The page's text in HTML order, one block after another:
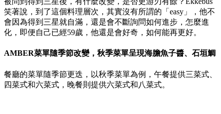
笑著說，到了這個料理層次，其實沒有所謂的「easy」，他不
會因為得到三星就自滿，還是會不斷詢問如何進步，怎麼進
化，即便自己已經59歲，他還是會好奇，如何能再更好。
AMBER菜單隨季節改變，秋季菜單呈現海膽魚子醬、石垣鯛
餐廳的菜單隨季節更迭，以秋季菜單為例，午餐提供三菜式、
四菜式和六菜式，晚餐則提供六菜式和八菜式。